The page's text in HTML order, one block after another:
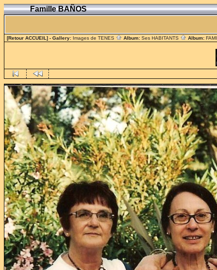
Famille BAÑOS
[Retour ACCUEIL] - Gallery: Images de TENES Album: Ses HABITANTS Album: